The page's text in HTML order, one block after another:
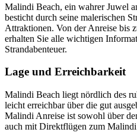
Malindi Beach, ein wahrer Juwel
besticht durch seine malerischen
Attraktionen. Von der Anreise bis
erhalten Sie alle wichtigen
Strandabenteuer.
Lage und Erreichbarkeit
Malindi Beach liegt nördlich des
leicht erreichbar über die gut
Malindi Anreise ist sowohl über
auch mit Direktflügen zum